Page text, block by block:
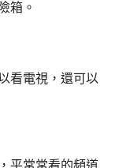
箱。
看電視，還可以